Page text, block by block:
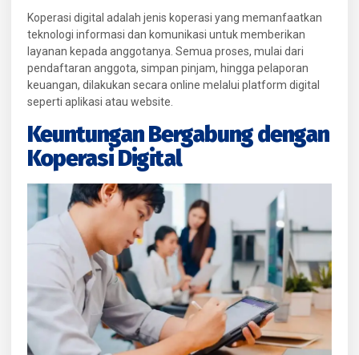
Koperasi digital adalah jenis koperasi yang memanfaatkan
teknologi informasi dan komunikasi untuk memberikan
layanan kepada anggotanya. Semua proses, mulai dari
pendaftaran anggota, simpan pinjam, hingga pelaporan
keuangan, dilakukan secara online melalui platform digital
seperti aplikasi atau website.
Keuntungan Bergabung dengan
Koperasi Digital